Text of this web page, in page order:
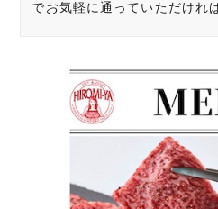
でお気軽に通っていただけれ